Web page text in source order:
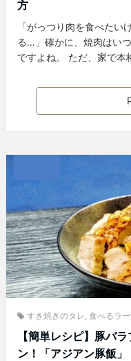
方
「がっつり肉を食べた
る…」確かに、焼肉はい
ですよね。 ただ、家で本
すき焼きのタレ 食べるラ
【簡単レシピ】豚バ
ン！「アジアン豚飯」